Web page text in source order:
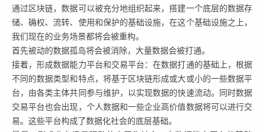
通过区块链，数据可以被充分地组织起来，搭建一个底层的数据存
储、确权、流转、使用和保护的基础设施，在这个基础设施之上，
我们现在的业务场景都将会被重构。
首先被动的数据孤岛将会被消除，大量数据会被打通。
接着，形成数据能力平台和交易平台：在数据打通的基础上，根据
不同的数据类型和特点，将基于区块链形成或大或小的一些数据平
台，由各类主体共同参与维护，以实现数据的快速流动。同时数据
交易平台也会出现，个人数据和一些企业高价值数据将可以进行交
易。这些平台构成了数据化社会的底层基础。